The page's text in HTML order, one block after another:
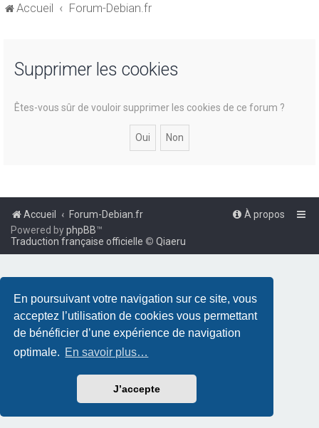
En poursuivant votre navigation sur ce site, vous
acceptez l’utilisation de cookies vous permettant
de bénéficier d’une expérience de navigation
optimale. En savoir plus…
J’accepte
Accueil Forum-Debian.fr
Supprimer les cookies
Êtes-vous sûr de vouloir supprimer les cookies de ce forum ?
Accueil Forum-Debian.fr
À propos
Powered byphpBB™
Traduction française officielle © Qiaeru